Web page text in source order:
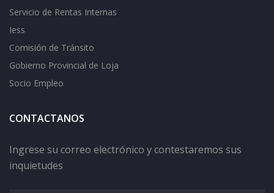
Servicio de Rentas Internas
Iess
Comisión de Tránsito
Gobierno Provincial de Loja
Socio Empleo
CONTACTANOS
Ingrese su correo electrónico y contestaremos sus
inquietudes